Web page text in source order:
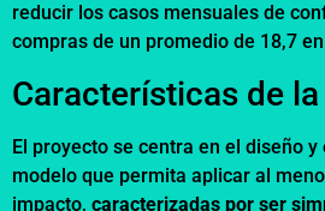
reducir los casos mensuales de
compras de un promedio de 18,7
Características de
El proyecto se centra en el diseño
modelo que permita aplicar al
impacto, caracterizadas por ser